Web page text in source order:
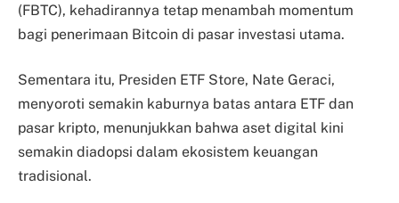
(FBTC), kehadirannya tetap menambah momentum
bagi penerimaan Bitcoin di pasar investasi utama.
Sementara itu, Presiden ETF Store, Nate Geraci,
menyoroti semakin kaburnya batas antara ETF dan
pasar kripto, menunjukkan bahwa aset digital kini
semakin diadopsi dalam ekosistem keuangan
tradisional.